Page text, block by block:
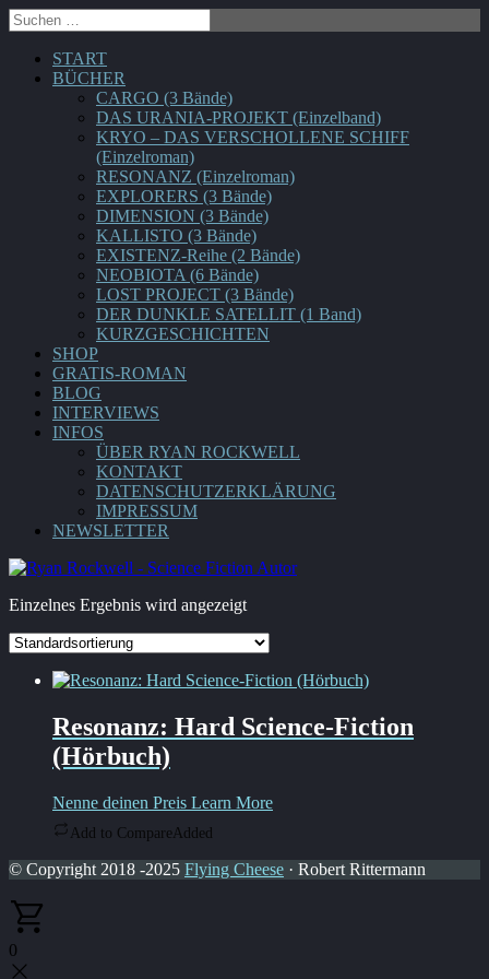
START
BÜCHER
CARGO (3 Bände)
DAS URANIA-PROJEKT (Einzelband)
KRYO – DAS VERSCHOLLENE SCHIFF
(Einzelroman)
RESONANZ (Einzelroman)
EXPLORERS (3 Bände)
DIMENSION (3 Bände)
KALLISTO (3 Bände)
EXISTENZ-Reihe (2 Bände)
NEOBIOTA (6 Bände)
LOST PROJECT (3 Bände)
DER DUNKLE SATELLIT (1 Band)
KURZGESCHICHTEN
SHOP
GRATIS-ROMAN
BLOG
INTERVIEWS
INFOS
ÜBER RYAN ROCKWELL
KONTAKT
DATENSCHUTZERKLÄRUNG
IMPRESSUM
NEWSLETTER
Einzelnes Ergebnis wird angezeigt
Resonanz: Hard Science-Fiction
(Hörbuch)
Nenne deinen Preis Learn More
Add to CompareAdded
© Copyright 2018 -2025 Flying Cheese · Robert Rittermann
0